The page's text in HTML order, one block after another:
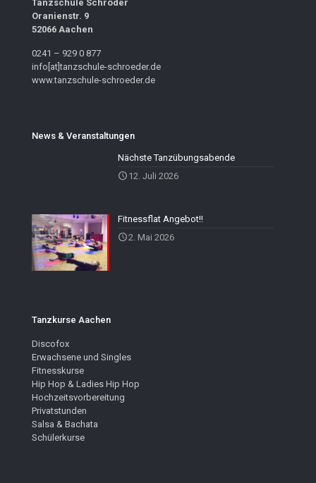
Tanzschule Schröder
Oranienstr. 9
52066 Aachen
0241 – 929 0 877
info[at]tanzschule-schroeder.de
www.tanzschule-schroeder.de
News & Veranstaltungen
Nächste Tanzübungsabende
12. Juli 2026
Fitnessflat Angebot!!
2. Mai 2026
Tanzkurse Aachen
Discofox
Erwachsene und Singles
Fitnesskurse
Hip Hop & Ladies Hip Hop
Hochzeitsvorbereitung
Privatstunden
Salsa & Bachata
Schülerkurse